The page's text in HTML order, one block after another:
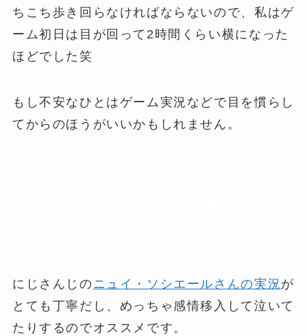
ちこち歩き回らなければならないので、私はゲ
ーム初日は目が回って2時間くらい横になった
ほどでした笑
もし不安なひとはゲーム実況などで目を慣らし
てからのほうがいいかもしれません。
にじさんじのニュイ・ソシエールさんの実況が
とても丁寧だし、めっちゃ感情移入して泣いて
たりするのでオススメです。